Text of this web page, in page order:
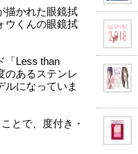
描かれた眼鏡拭
ウくんの眼鏡拭
「Less than
のあるステンレ
ルになっていま
とで、度付き・